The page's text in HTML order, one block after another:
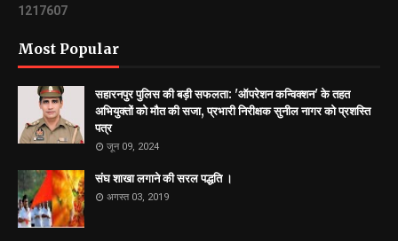
1 21 7607
Most Popular
सहारनपुर पुलिस की बड़ी सफलता: 'ऑपरेशन कन्विक्शन' के तहत
अभियुक्तों को मौत की सजा, प्रभारी निरीक्षक सुनील नागर को प्रशस्ति
पत्र
जून 09, 2024
संघ शाखा लगाने की सरल पद्धति ।
अगस्त 03, 2019